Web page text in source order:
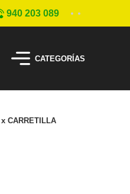
940 203 089
CATEGORÍAS
CARRETILLA